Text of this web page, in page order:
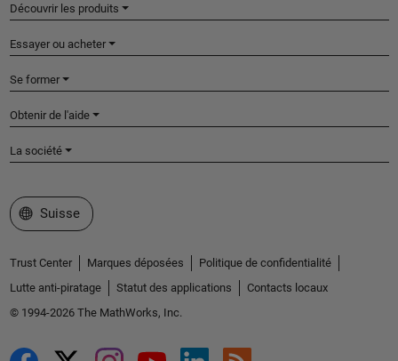
Découvrir les produits
Essayer ou acheter
Se former
Obtenir de l'aide
La société
Sélectionner un site web
Suisse
Trust Center Marques déposées
Politique de confidentialité
Lutte anti-piratage
Statut des applications
Contacts locaux
© 1994-2026 The MathWorks, Inc.